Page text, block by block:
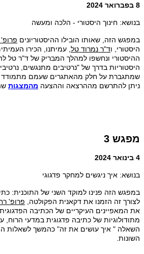
8 בפברואר 2024
בנושא: חינוך היסטורי - הלכה ומעשה
במפגש הזה, שאותו הובילו ההיסטוריונים פרופ'
היסטורי, וד"ר נמרוד טל , עמיתנו, הכירו
ההיסטורי ונחשפו למהלך המבריק של ד"ר טל
היסטוריות בדרך של "נרטיבים מתנגשים,
שמתגברת על חלק מהאתגרים שעמם מתמודד
ניתן להתרשם מההרצאה וההצעה מהמצגות
מפגש 3
4 בינואר 2024
בנושא: איך ניגשים למחקר פדגוגי
במפגש הזה פנינו למוקד השני של התוכנית:
לצורך זה הזמנו את דקאנית הפקולטה, פרופ'
את המאפיינים העיקריים של הכתיבה
מתודולוגיות של כתיבה פדגוגית במדעי הרוח,
השאלה " איך עושים את זה" כהמשך לשאלות
השונות.